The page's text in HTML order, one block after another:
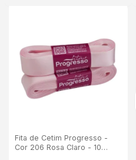
Fita de Cetim Progresso -
Cor 206 Rosa Claro - 10